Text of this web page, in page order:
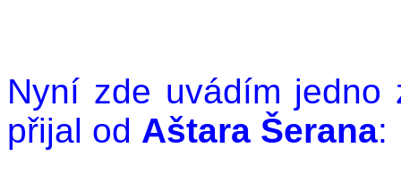
Nyní zde uvádím jedno
přijal od Aštara Šerana: